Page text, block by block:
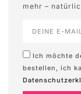
mehr –
Ich möchte
bestellen, ich